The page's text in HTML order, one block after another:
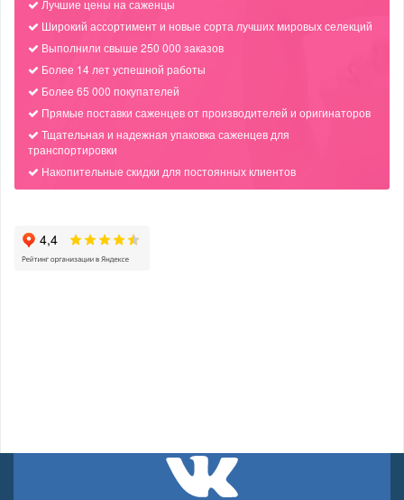
Лучшие цены на саженцы
Широкий ассортимент и новые сорта лучших мировых селекций
Выполнили свыше 250 000 заказов
Более 14 лет успешной работы
Более 65 000 покупателей
Прямые поставки саженцев от производителей и оригинаторов
Тщательная и надежная упаковка саженцев для
транспортировки
Накопительные скидки для постоянных клиентов